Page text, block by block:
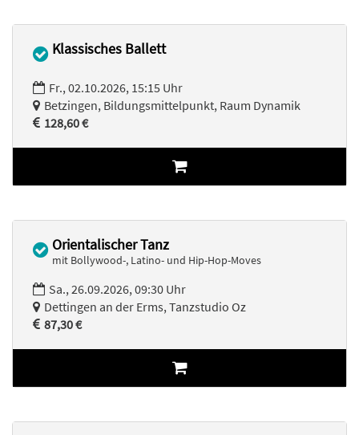
Klassisches Ballett
Fr., 02.10.2026, 15:15 Uhr
Betzingen, Bildungsmittelpunkt, Raum Dynamik
128,60 €
Orientalischer Tanz
mit Bollywood-, Latino- und Hip-Hop-Moves
Sa., 26.09.2026, 09:30 Uhr
Dettingen an der Erms, Tanzstudio Oz
87,30 €